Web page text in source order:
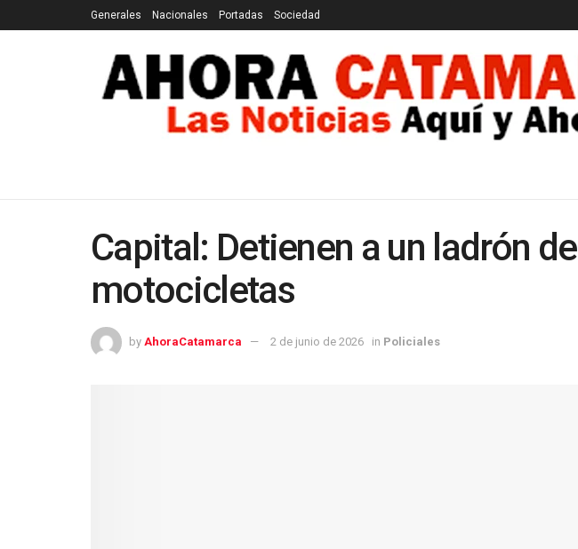
Generales Nacionales Portadas Sociedad
Capital: Detienen a un ladrón de
motocicletas
by AhoraCatamarca 2 de junio de 2026 in Policiales